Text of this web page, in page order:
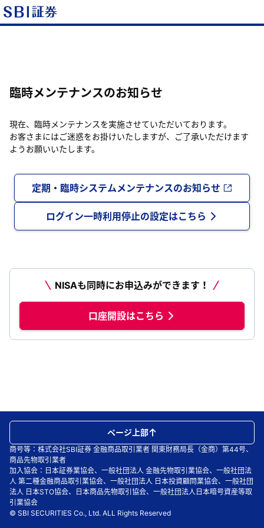
臨時メンテナンスのお知らせ
現在、臨時メンテナンスを実施させていただいております。
お客さまにはご迷惑をお掛けいたしますが、ご了承いただけます
ようお願いいたします。
定期・臨時システムメンテナンスのお知らせ
ログイン一時利用停止の設定はこちら
NISAも同時にお申込みができます！
口座開設はこちら
商号等：株式会社SBI証券 金融商品取引業者 関東財務局長（金商）第44号、
商品先物取引業者
加入協会：日本証券業協会、一般社団法人 金融先物取引業協会、一般社団法
人 第二種金融商品取引業協会、一般社団法人 日本投資顧問業協会、一般社団
法人 日本STO協会、日本商品先物取引協会、一般社団法人日本暗号資産等取
引業協会
© SBI SECURITIES Co., Ltd. ALL Rights Reserved
ページ上部